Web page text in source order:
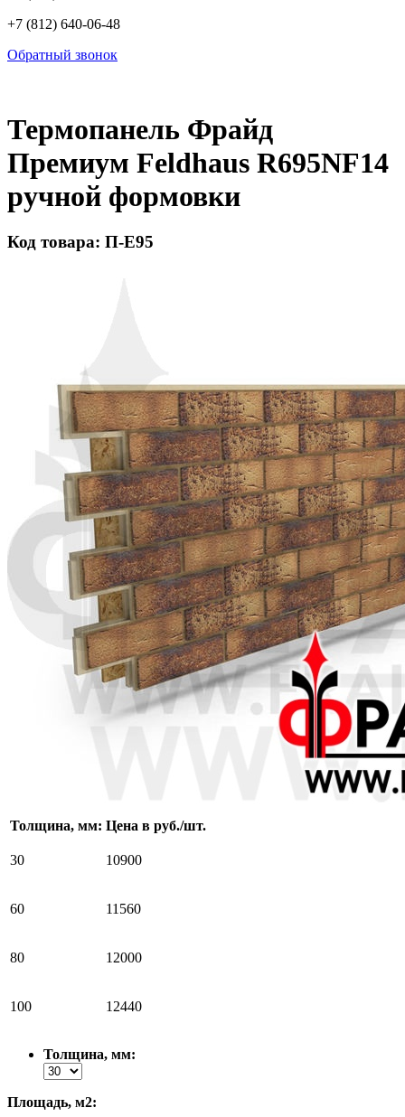
+7 (812) 640-06-48
Обратный звонок
Термопанель Фрайд
Премиум Feldhaus R695NF14
ручной формовки
Код товара: П-Е95
Толщина, мм: Цена в руб./шт.
30 10900
60 11560
80 12000
100 12440
Толщина, мм:
Площадь, м2: